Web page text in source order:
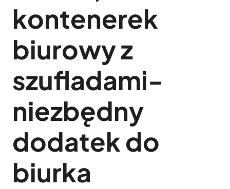
kontenerek
biurowy z
szufladami-
niezbędny
dodatek do
biurka